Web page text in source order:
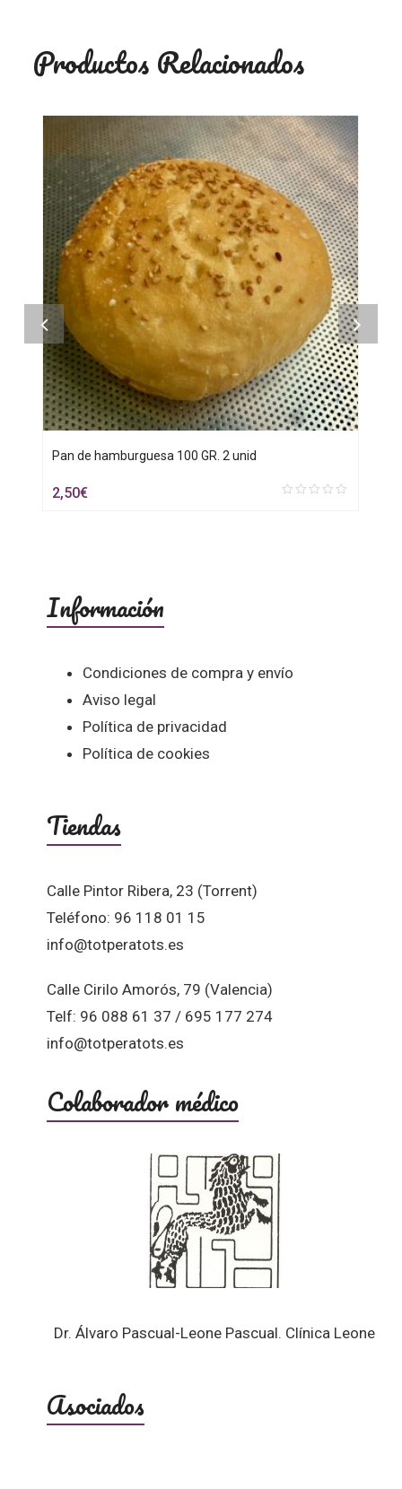
Productos Relacionados
Pan de hamburguesa 100 GR. 2 unid
2,50€
Información
Condiciones de compra y envío
Aviso legal
Política de privacidad
Política de cookies
Tiendas
Calle Pintor Ribera, 23 (Torrent)
Teléfono: 96 118 01 15
info@totperatots.es
Calle Cirilo Amorós, 79 (Valencia)
Telf: 96 088 61 37 / 695 177 274
info@totperatots.es
Colaborador médico
Dr. Álvaro Pascual-Leone Pascual. Clínica Leone
Asociados